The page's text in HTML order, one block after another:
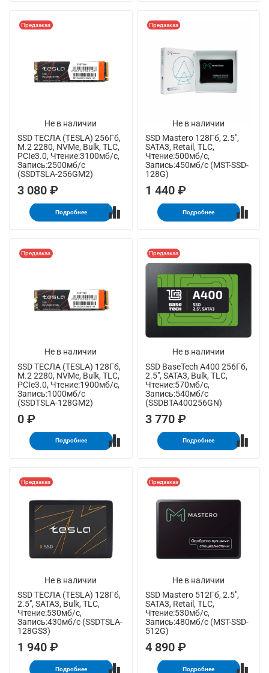
Не в наличии
Предзаказ
SSD ТЕСЛА (TESLA) 256Гб,
M.2 2280, NVMe, Bulk, TLC,
PCIe3.0, Чтение:3100мб/с,
Запись:2500мб/с
(SSDTSLA-256GM2)
3 080 ₽
Подробнее
Не в наличии
Предзаказ
SSD Mastero 128Гб, 2.5",
SATA3, Retail, TLC,
Чтение:500мб/с,
Запись:450мб/с (MST-SSD-
128G)
1 440 ₽
Подробнее
Не в наличии
Предзаказ
SSD ТЕСЛА (TESLA) 128Гб,
M.2 2280, NVMe, Bulk, TLC,
PCIe3.0, Чтение:1900мб/с,
Запись:1000мб/с
(SSDTSLA-128GM2)
0 ₽
Подробнее
Не в наличии
Предзаказ
SSD BaseTech A400 256Гб,
2.5", SATA3, Bulk, TLC,
Чтение:570мб/с,
Запись:540мб/с
(SSDBTA400256GN)
3 770 ₽
Подробнее
Не в наличии
Предзаказ
SSD ТЕСЛА (TESLA) 128Гб,
2.5", SATA3, Bulk, TLC,
Чтение:530мб/с,
Запись:430мб/с (SSDTSLA-
128GS3)
1 940 ₽
Подробнее
Не в наличии
Предзаказ
SSD Mastero 512Гб, 2.5",
SATA3, Retail, TLC,
Чтение:530мб/с,
Запись:480мб/с (MST-SSD-
512G)
4 890 ₽
Подробнее